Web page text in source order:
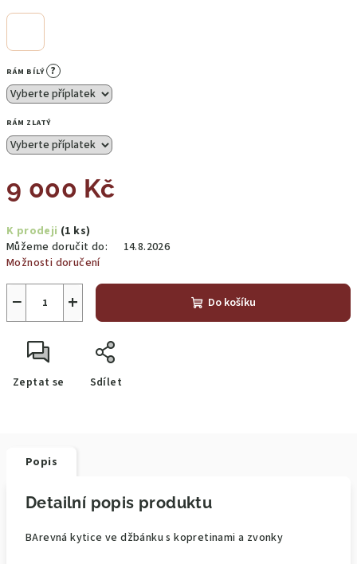
RÁM BÍLÝ ?
RÁM ZLATÝ
9 000 Kč
cena:
K prodeji (1 ks)
Můžeme doručit do:
14.8.2026
Možnosti doručení
+
− Do košíku
Zeptat se Sdílet
Popis
Detailní popis produktu
BArevná kytice ve džbánku s kopretinami a zvonky